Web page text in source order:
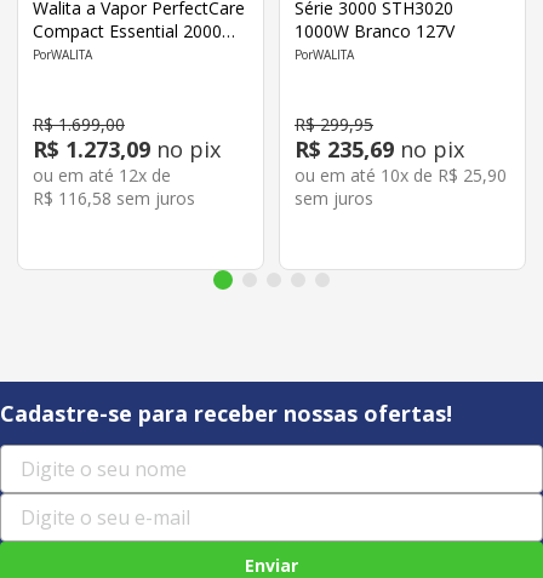
Walita a Vapor PerfectCare
Compact Essential 2000W
GC6842 Rosa
WALITA
R$ 1.699,00
R$ 1.273,09 no pix
ou em até 12x de
R$ 116,58 sem juros
Série 3000 STH3020
1000W Branco 127V
WALITA
R$ 299,95
R$ 235,69 no pix
ou em até 10x de R$ 25,90
sem juros
Cadastre-se para receber nossas ofertas!
Enviar